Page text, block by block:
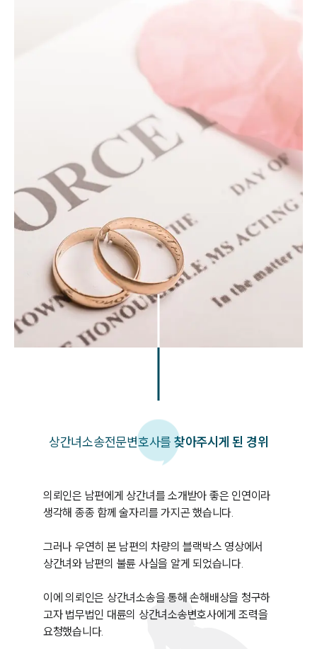
상간녀소송전문변호사를 찾아주시게 된 경위
의뢰인은 남편에게 상간녀를 소개받아 좋은 인연이라
생각해 종종 함께 술자리를 가지곤 했습니다.
그러나 우연히 본 남편의 차량의 블랙박스 영상에서
상간녀와 남편의 불륜 사실을 알게 되었습니다.
이에 의뢰인은 상간녀소송을 통해 손해배상을 청구하
고자 법무법인 대륜의 상간녀소송변호사에게 조력을
요청했습니다.